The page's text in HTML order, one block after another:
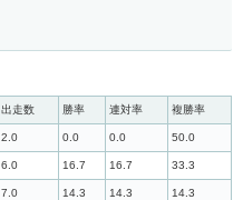
出走数 勝率 連対率 複勝率
2.0 0.0 0.0 50.0
6.0 16.7 16.7 33.3
7.0 14.3 14.3 14.3